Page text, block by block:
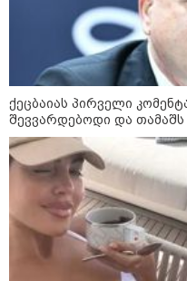
6
აგვისტო
დღის
ქეცბაიას პირველი
შევვარდებოდი და